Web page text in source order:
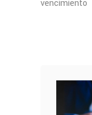
vencimiento